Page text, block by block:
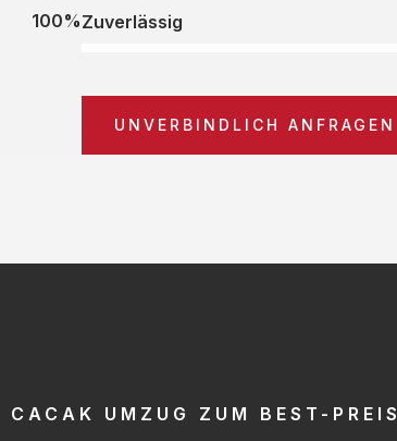
Zuverlässig
100%
UNVERBINDLICH ANFRAGEN
CACAK UMZUG ZUM BEST-PREIS